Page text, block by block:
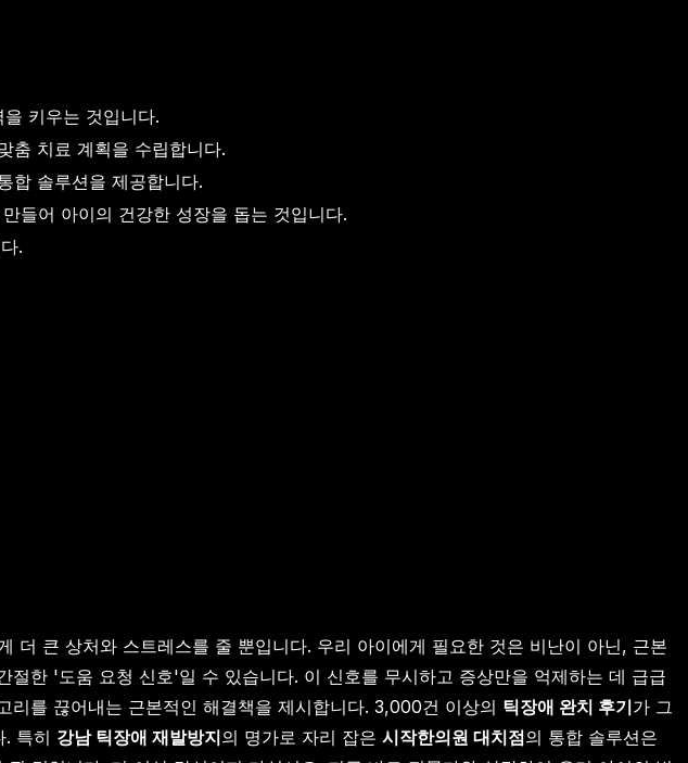
키우는 것입니다.
춤 치료 계획을 수립합니다.
합 솔루션을 제공합니다.
들어 아이의 건강한 성장을 돕는 것입니다.
.
더 큰 상처와 스트레스를 줄 뿐입니다. 우리 아이에게 필요한 것은 비난이 아닌, 근본
한 '도움 요청 신호'일 수 있습니다. 이 신호를 무시하고 증상만을 억제하는 데 급급
리를 끊어내는 근본적인 해결책을 제시합니다. 3,000건 이상의 틱장애 완치 후기가 그
특히 강남 틱장애 재발방지의 명가로 자리 잡은 시작한의원 대치점의 통합 솔루션은